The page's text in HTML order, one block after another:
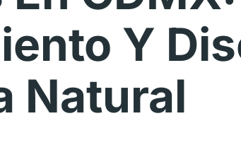
Y
Natural